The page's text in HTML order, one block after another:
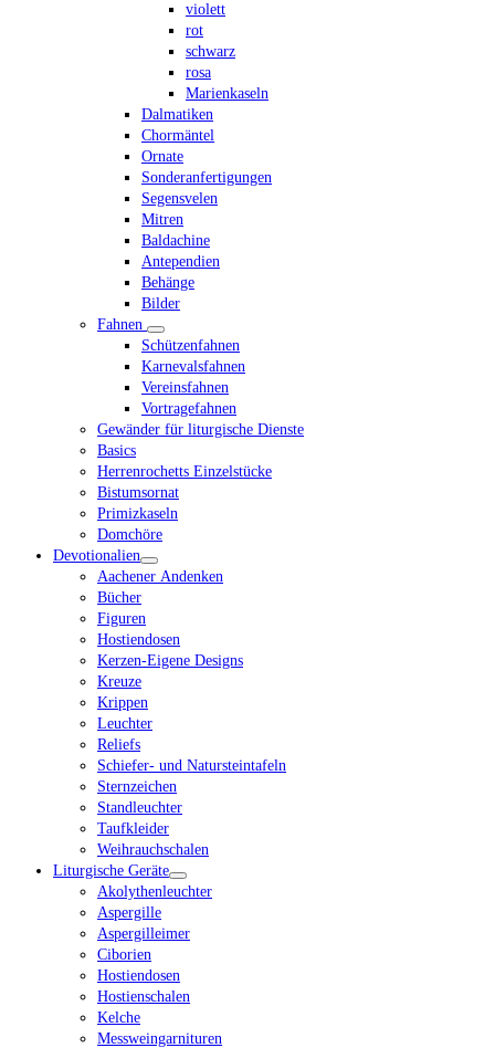
violett
rot
schwarz
rosa
Marienkaseln
Dalmatiken
Chormäntel
Ornate
Sonderanfertigungen
Segensvelen
Mitren
Baldachine
Antependien
Behänge
Bilder
Fahnen
Schützenfahnen
Karnevalsfahnen
Vereinsfahnen
Vortragefahnen
Gewänder für liturgische Dienste
Basics
Herrenrochetts Einzelstücke
Bistumsornat
Primizkaseln
Domchöre
Devotionalien
Aachener Andenken
Bücher
Figuren
Hostiendosen
Kerzen-Eigene Designs
Kreuze
Krippen
Leuchter
Reliefs
Schiefer- und Natursteintafeln
Sternzeichen
Standleuchter
Taufkleider
Weihrauchschalen
Liturgische Geräte
Akolythenleuchter
Aspergille
Aspergilleimer
Ciborien
Hostiendosen
Hostienschalen
Kelche
Messweingarnituren